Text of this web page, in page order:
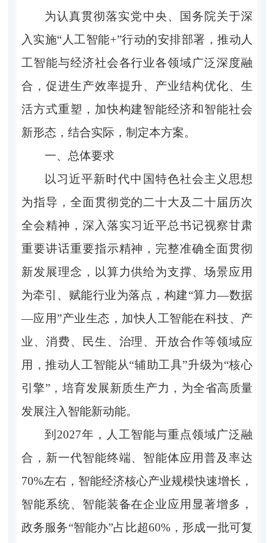
为认真贯彻落实党中央、国务院关于深
入实施“人工智能+”行动的安排部署，推动人
工智能与经济社会各行业各领域广泛深度融
合，促进生产效率提升、产业结构优化、生
活方式重塑，加快构建智能经济和智能社会
新形态，结合实际，制定本方案。
一、总体要求
以习近平新时代中国特色社会主义思想
为指导，全面贯彻党的二十大及二十届历次
全会精神，深入落实习近平总书记视察甘肃
重要讲话重要指示精神，完整准确全面贯彻
新发展理念，以算力供给为支撑、场景应用
为牵引、赋能行业为落点，构建“算力—数据
—应用”产业生态，加快人工智能在科技、产
业、消费、民生、治理、开放合作等领域应
用，推动人工智能从“辅助工具”升级为“核心
引擎”，培育发展新质生产力，为全省高质量
发展注入智能新动能。
到2027年，人工智能与重点领域广泛融
合，新一代智能终端、智能体应用普及率达
70%左右，智能经济核心产业规模快速增长，
智能系统、智能装备在企业应用显著增多，
政务服务“智能办”占比超60%，形成一批可复